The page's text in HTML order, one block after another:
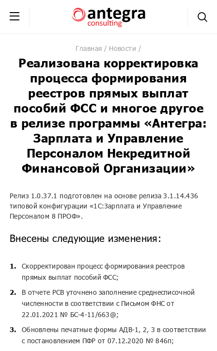
+7 (495) 230-20-02
обратная связь
Главная Новости
Реализована корректировка
процесса формирования
реестров прямых выплат
пособий ФСС и многое другое
в релизе программы «Антегра:
Зарплата и Управление
Персоналом Некредитной
Финансовой Организации»
Релиз 1.0.37.1 подготовлен на основе релиза 3.1.14.436
типовой конфигурации «1С:Зарплата и Управление
Персоналом 8 ПРОФ».
Внесены следующие изменения:
Скорректирован процесс формирования реестров
прямых выплат пособий ФСС;
В отчете РСВ уточнено заполнение среднесписочной
численности в соответствии с Письмом ФНС от
22.01.2021 № БС-4-11/663@;
Обновлены печатные формы АДВ-1, 2, 3 в соответствии
с постановлением ПФР от 07.12.2020 № 846п;